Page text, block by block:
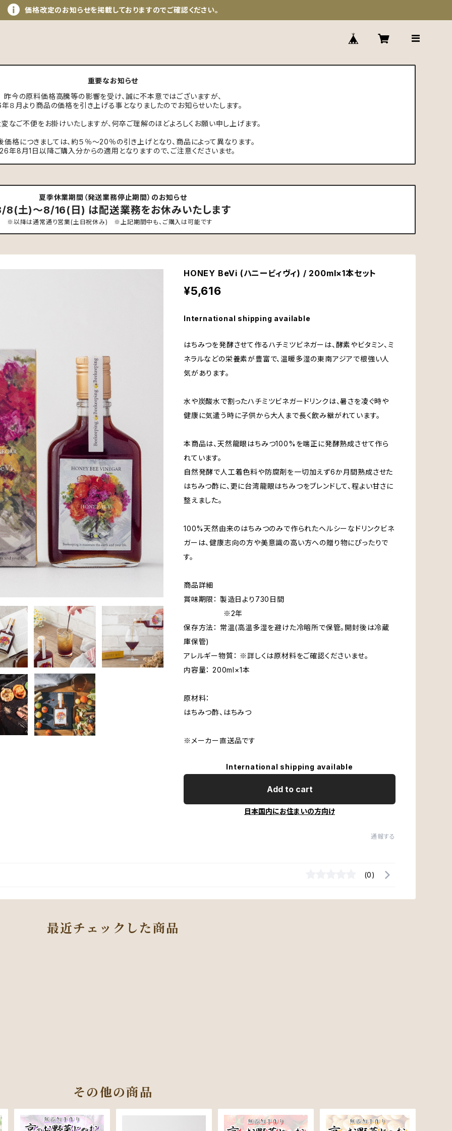
価格改定のお知らせを掲載しておりますのでご確認ください。
重要なお知らせ
昨今の原料価格高騰等の影響を受け、誠に不本意ではございますが、
８月より商品の価格を引き上げる事となりましたのでお知らせいたします。
なご不便をお掛けいたしますが、何卒ご理解のほどよろしくお願い申し上げます。
価格につきましては、約５％～20％の引き上げとなり、商品によって異なります。
年8月1日以降ご購入分からの適用となりますので、ご注意くださいませ。
夏季休業期間（発送業務停止期間）のお知らせ
8(土)～8/16(日) は配送業務をお休みいたします
※以降は通常通り営業(土日祝休み) ※上記期間中も、ご購入は可能です
HONEY BeVi (ハニービィヴィ) / 200ml×1本セット
¥5,616
International shipping available
はちみつを発酵させて作るハチミツビネガーは、酵素やビタミン、ミ
ネラルなどの栄養素が豊富で、温暖多湿の東南アジアで根強い人
気があります。
水や炭酸水で割ったハチミツビネガードリンクは、暑さを凌ぐ時や
健康に気遣う時に子供から大人まで長く飲み継がれています。
本商品は、天然龍眼はちみつ100%を端正に発酵熟成させて作ら
れています。
自然発酵で人工着色料や防腐剤を一切加えず6か月間熟成させた
はちみつ酢に、更に台湾龍眼はちみつをブレンドして、程よい甘さに
整えました。
100%天然由来のはちみつのみで作られたヘルシーなドリンクビネ
ガーは、健康志向の方や美意識の高い方への贈り物にぴったりで
す。
商品詳細
賞味期限： 製造日より730日間
※2年
保存方法： 常温(高温多湿を避けた冷暗所で保管。開封後は冷蔵
庫保管)
アレルギー物質： ※詳しくは原材料をご確認くださいませ。
内容量： 200ml×1本
原材料：
はちみつ酢、はちみつ
※メーカー直送品です
International shipping available
Add to cart
日本国内にお住まいの方向け
通報する
(0)
最近チェックした商品
その他の商品